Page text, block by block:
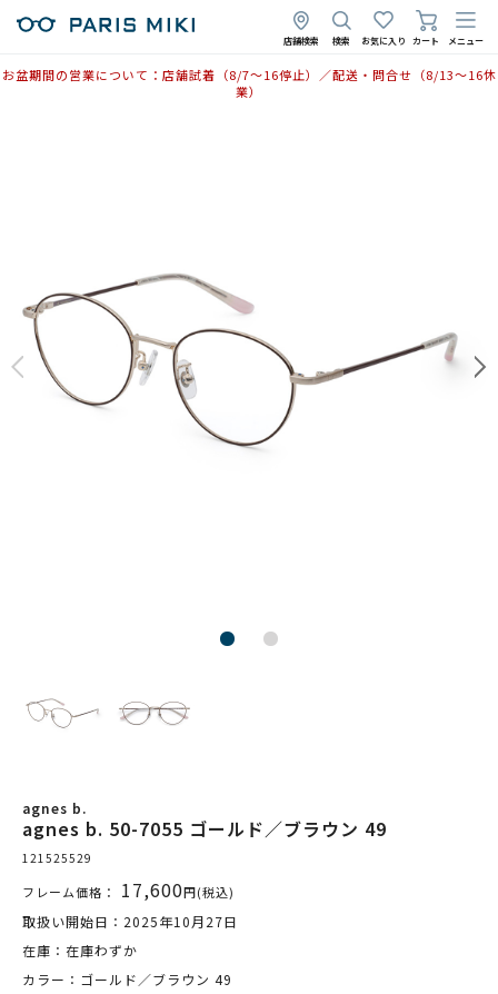
店舗検索 検索 お気に入り カート メニュー
お盆期間の営業について：店舗試着（8/7〜16停止）／配送・問合せ（8/13〜16休
業）
agnes b.
agnes b. 50-7055 ゴールド／ブラウン 49
121525529
フレーム価格： 17,600円(税込)
取扱い開始日：2025年10月27日
在庫：在庫わずか
カラー：ゴールド／ブラウン 49